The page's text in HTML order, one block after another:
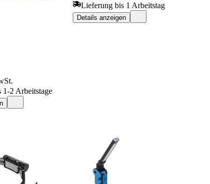
2 Arbeitstage
Lieferung bis 1 Arbeitstag
Details anzeigen